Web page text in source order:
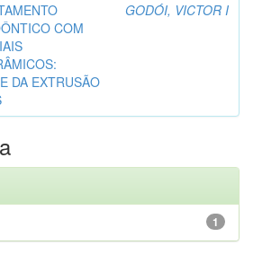
COM
DA EXTRUSÃO
GODÓI, VICTOR I
1